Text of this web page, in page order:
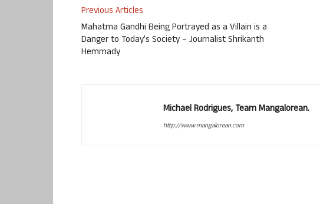
Previous Articles
Mahatma Gandhi Being Portrayed as a Villain is a
Danger to Today’s Society – Journalist Shrikanth
Hemmady
Michael Rodrigues, Team Mangalorean.
http://www.mangalorean.com